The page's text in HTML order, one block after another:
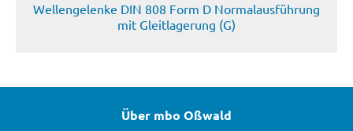
Wellengelenke DIN 808 Form D Normalausführung
mit Gleitlagerung (G)
Über mbo Oßwald